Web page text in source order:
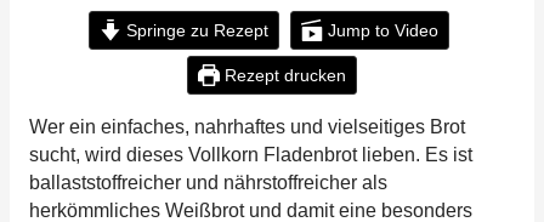
Springe zu Rezept Jump to Video
Rezept drucken
Wer ein einfaches, nahrhaftes und vielseitiges Brot
sucht, wird dieses Vollkorn Fladenbrot lieben. Es ist
ballaststoffreicher und nährstoffreicher als
herkömmliches Weißbrot und damit eine besonders